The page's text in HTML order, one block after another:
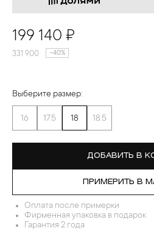
199 140 ₽
331 900 -40%
Выберите размер:
16 17.5 18 18.5
ДОБАВИТЬ В
ПРИМЕРИТЬ В
Оплата после примерки
Фирменная упаковка в подарок
Гарантия 2 года